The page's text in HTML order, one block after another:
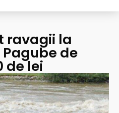
ravagii la
de
de lei